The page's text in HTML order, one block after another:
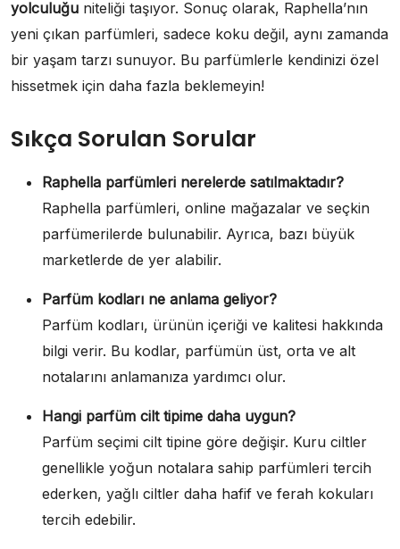
yolculuğu niteliği taşıyor. Sonuç olarak, Raphella’nın
yeni çıkan parfümleri, sadece koku değil, aynı zamanda
bir yaşam tarzı sunuyor. Bu parfümlerle kendinizi özel
hissetmek için daha fazla beklemeyin!
Sıkça Sorulan Sorular
Raphella parfümleri nerelerde satılmaktadır?
Raphella parfümleri, online mağazalar ve seçkin
parfümerilerde bulunabilir. Ayrıca, bazı büyük
marketlerde de yer alabilir.
Parfüm kodları ne anlama geliyor?
Parfüm kodları, ürünün içeriği ve kalitesi hakkında
bilgi verir. Bu kodlar, parfümün üst, orta ve alt
notalarını anlamanıza yardımcı olur.
Hangi parfüm cilt tipime daha uygun?
Parfüm seçimi cilt tipine göre değişir. Kuru ciltler
genellikle yoğun notalara sahip parfümleri tercih
ederken, yağlı ciltler daha hafif ve ferah kokuları
tercih edebilir.